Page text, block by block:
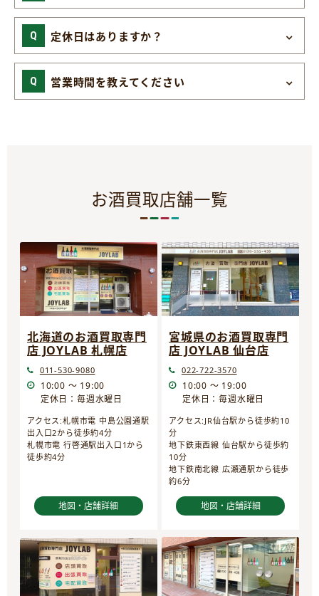
定休日はありますか？
営業時間を教えてください
お酒買取店舗一覧
北海道のお酒買取専門
店 JOYLAB 札幌店
011-530-9080
10:00 ～ 19:00
定休日：毎週水曜日
アクセス:札幌市電 中島公園通駅
出入口2から徒歩約4分
札幌市電 行啓通駅出入口1から
徒歩約4分
地図・店舗詳細
宮城県のお酒買取専門
店 JOYLAB 仙台店
022-722-3570
10:00 ～ 19:00
定休日：毎週水曜日
アクセス:JR仙台駅から徒歩約10
分
地下鉄東西線 仙台駅から徒歩約
10分
地下鉄南北線 広瀬通駅から徒歩
約6分
地図・店舗詳細